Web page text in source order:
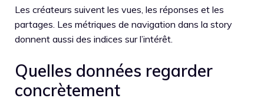
Les créateurs suivent les vues, les réponses et les
partages. Les métriques de navigation dans la story
donnent aussi des indices sur l’intérêt.
Quelles données regarder
concrètement